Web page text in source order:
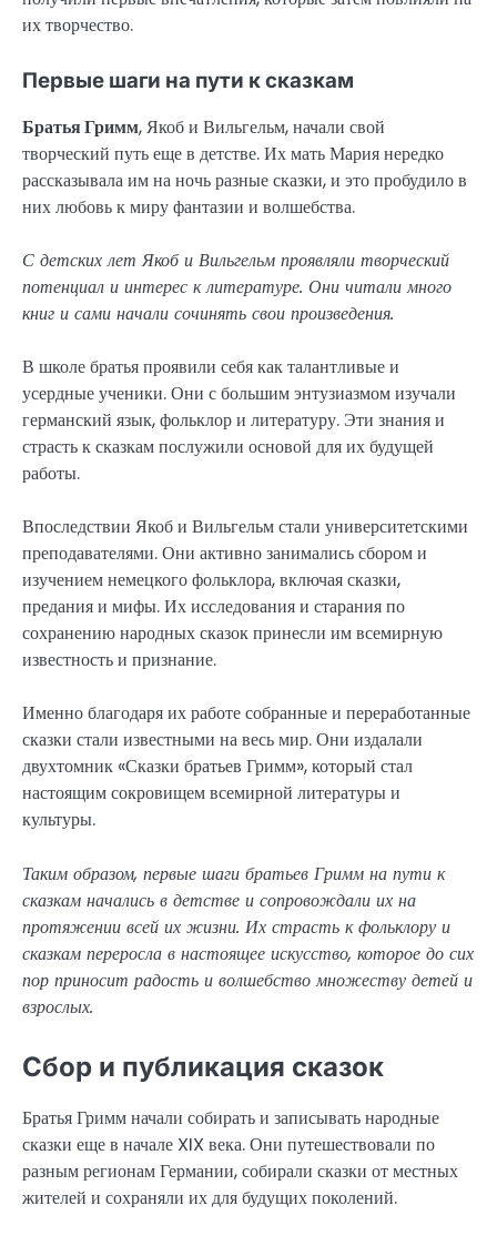
их творчество.
Первые шаги на пути к сказкам
Братья Гримм, Якоб и Вильгельм, начали свой
творческий путь еще в детстве. Их мать Мария нередко
рассказывала им на ночь разные сказки, и это пробудило в
них любовь к миру фантазии и волшебства.
С детских лет Якоб и Вильгельм проявляли творческий
потенциал и интерес к литературе. Они читали много
книг и сами начали сочинять свои произведения.
В школе братья проявили себя как талантливые и
усердные ученики. Они с большим энтузиазмом изучали
германский язык, фольклор и литературу. Эти знания и
страсть к сказкам послужили основой для их будущей
работы.
Впоследствии Якоб и Вильгельм стали университетскими
преподавателями. Они активно занимались сбором и
изучением немецкого фольклора, включая сказки,
предания и мифы. Их исследования и старания по
сохранению народных сказок принесли им всемирную
известность и признание.
Именно благодаря их работе собранные и переработанные
сказки стали известными на весь мир. Они издалали
двухтомник «Сказки братьев Гримм», который стал
настоящим сокровищем всемирной литературы и
культуры.
Таким образом, первые шаги братьев Гримм на пути к
сказкам начались в детстве и сопровождали их на
протяжении всей их жизни. Их страсть к фольклору и
сказкам переросла в настоящее искусство, которое до сих
пор приносит радость и волшебство множеству детей и
взрослых.
Сбор и публикация сказок
Братья Гримм начали собирать и записывать народные
сказки еще в начале XIX века. Они путешествовали по
разным регионам Германии, собирали сказки от местных
жителей и сохраняли их для будущих поколений.